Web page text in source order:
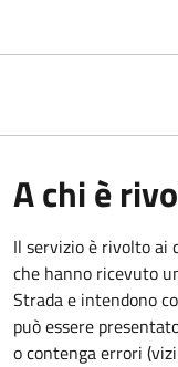
A chi è
Il servizio è rivolto ai
che hanno ricevuto
Strada e intendono
può essere
o contenga errori